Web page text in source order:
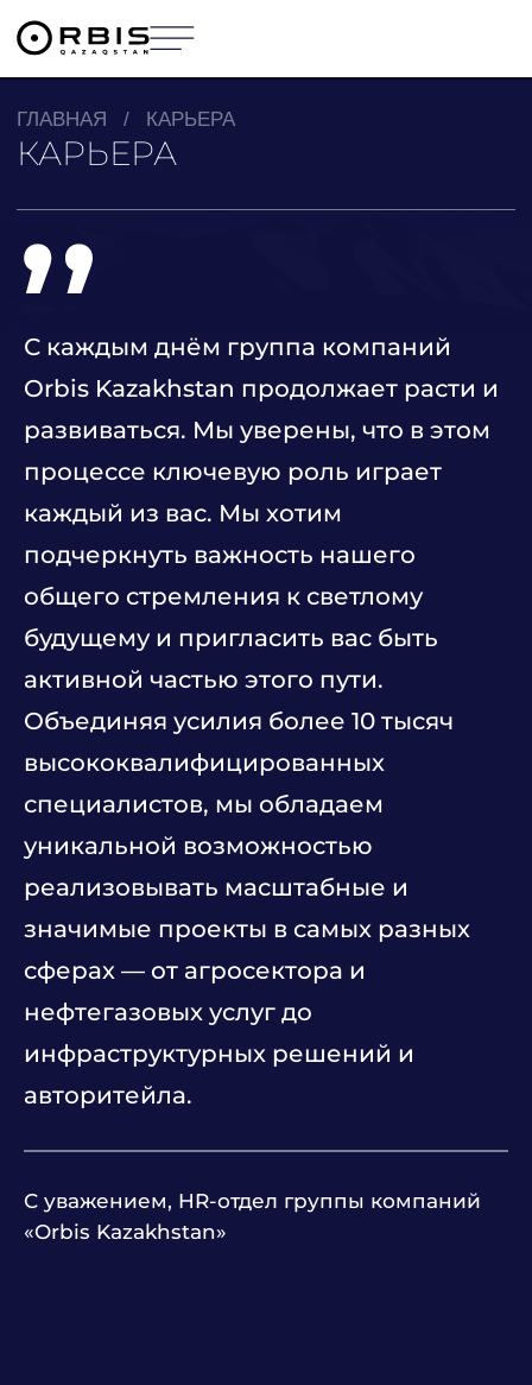
ГЛАВНАЯ / КАРЬЕРА
КАРЬЕРА
С каждым днём группа компаний
Orbis Kazakhstan продолжает расти и
развиваться. Мы уверены, что в этом
процессе ключевую роль играет
каждый из вас. Мы хотим
подчеркнуть важность нашего
общего стремления к светлому
будущему и пригласить вас быть
активной частью этого пути.
Объединяя усилия более 10 тысяч
высококвалифицированных
специалистов, мы обладаем
уникальной возможностью
реализовывать масштабные и
значимые проекты в самых разных
сферах — от агросектора и
нефтегазовых услуг до
инфраструктурных решений и
авторитейла.
С уважением, HR-отдел группы компаний
«Orbis Kazakhstan»